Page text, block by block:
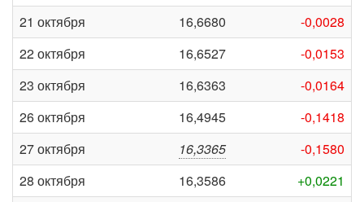
21 октября
16,6680
-0,0028
22 октября
16,6527
-0,0153
23 октября
16,6363
-0,0164
26 октября
16,4945
-0,1418
27 октября
16,3365
-0,1580
28 октября
16,3586
+0,0221